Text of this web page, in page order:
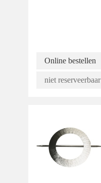
Online bestellen
niet reserveerbaar